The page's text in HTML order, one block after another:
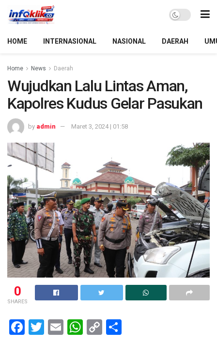
HOME INTERNASIONAL NASIONAL DAERAH
Home News Daerah
Wujudkan Lalu Lintas Aman,
Kapolres Kudus Gelar Pasukan
by admin Maret 3, 2024 | 01:58
0
SHARES
F
T
E
W
C